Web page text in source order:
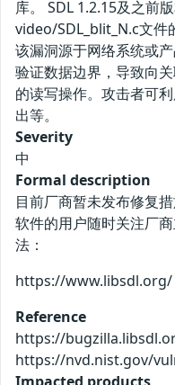
库。 SDL 1.2.15及之前
video/SDL_blit_N.c文件
该漏洞源于网络系统或
验证数据边界，导致向
的读写操作。攻击者可
出等。
Severity
中
Formal description
目前厂商暂未发布修复
软件的用户随时关注厂
法：
https://www.libsdl.org/
Reference
https://
https://nvd.nist.gov/